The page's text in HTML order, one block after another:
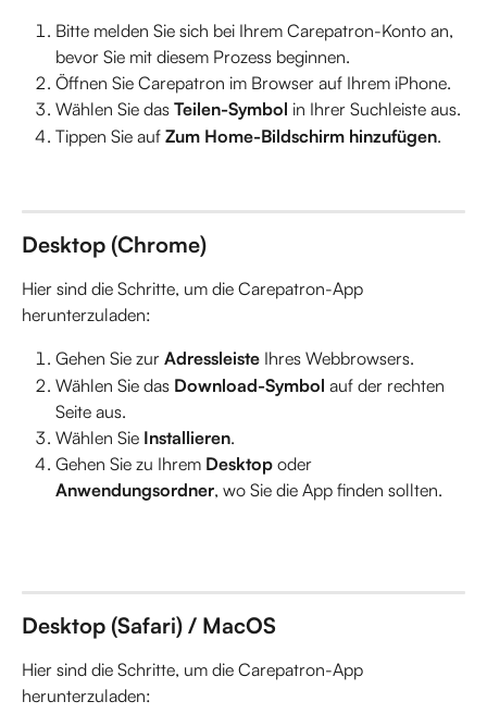
Bitte melden Sie sich bei Ihrem Carepatron-Konto an,
bevor Sie mit diesem Prozess beginnen.
Öffnen Sie Carepatron im Browser auf Ihrem iPhone.
Wählen Sie das Teilen-Symbol in Ihrer Suchleiste aus.
Tippen Sie auf Zum Home-Bildschirm hinzufügen.
Desktop (Chrome)
Hier sind die Schritte, um die Carepatron-App
herunterzuladen:
Gehen Sie zur Adressleiste Ihres Webbrowsers.
Wählen Sie das Download-Symbol auf der rechten
Seite aus.
Wählen Sie Installieren.
Gehen Sie zu Ihrem Desktop oder
Anwendungsordner, wo Sie die App finden sollten.
Desktop (Safari) / MacOS
Hier sind die Schritte, um die Carepatron-App
herunterzuladen: